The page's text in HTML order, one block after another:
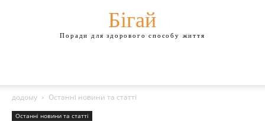
Бігай
Поради для здорового способу життя
додому Останні новини та статті
Останні новини та статті